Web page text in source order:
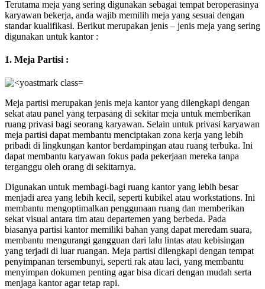
Terutama meja yang sering digunakan sebagai tempat beroperasinya
karyawan bekerja, anda wajib memilih meja yang sesuai dengan
standar kualifikasi. Berikut merupakan jenis – jenis meja yang sering
digunakan untuk kantor :
1. Meja Partisi :
Meja partisi merupakan jenis meja kantor yang dilengkapi dengan
sekat atau panel yang terpasang di sekitar meja untuk memberikan
ruang privasi bagi seorang karyawan. Selain untuk privasi karyawan
meja partisi dapat membantu menciptakan zona kerja yang lebih
pribadi di lingkungan kantor berdampingan atau ruang terbuka. Ini
dapat membantu karyawan fokus pada pekerjaan mereka tanpa
terganggu oleh orang di sekitarnya.
Digunakan untuk membagi-bagi ruang kantor yang lebih besar
menjadi area yang lebih kecil, seperti kubikel atau workstations. Ini
membantu mengoptimalkan penggunaan ruang dan memberikan
sekat visual antara tim atau departemen yang berbeda. Pada
biasanya partisi kantor memiliki bahan yang dapat meredam suara,
membantu mengurangi gangguan dari lalu lintas atau kebisingan
yang terjadi di luar ruangan. Meja partisi dilengkapi dengan tempat
penyimpanan tersembunyi, seperti rak atau laci, yang membantu
menyimpan dokumen penting agar bisa dicari dengan mudah serta
menjaga kantor agar tetap rapi.